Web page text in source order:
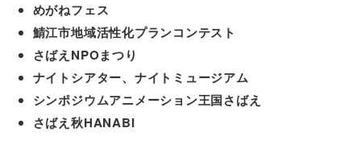
めがねフェス
鯖江市地域活性化プランコンテスト
さばえNPOまつり
ナイトシアター、ナイトミュージアム
シンポジウムアニメーション王国さばえ
さばえ秋HANABI